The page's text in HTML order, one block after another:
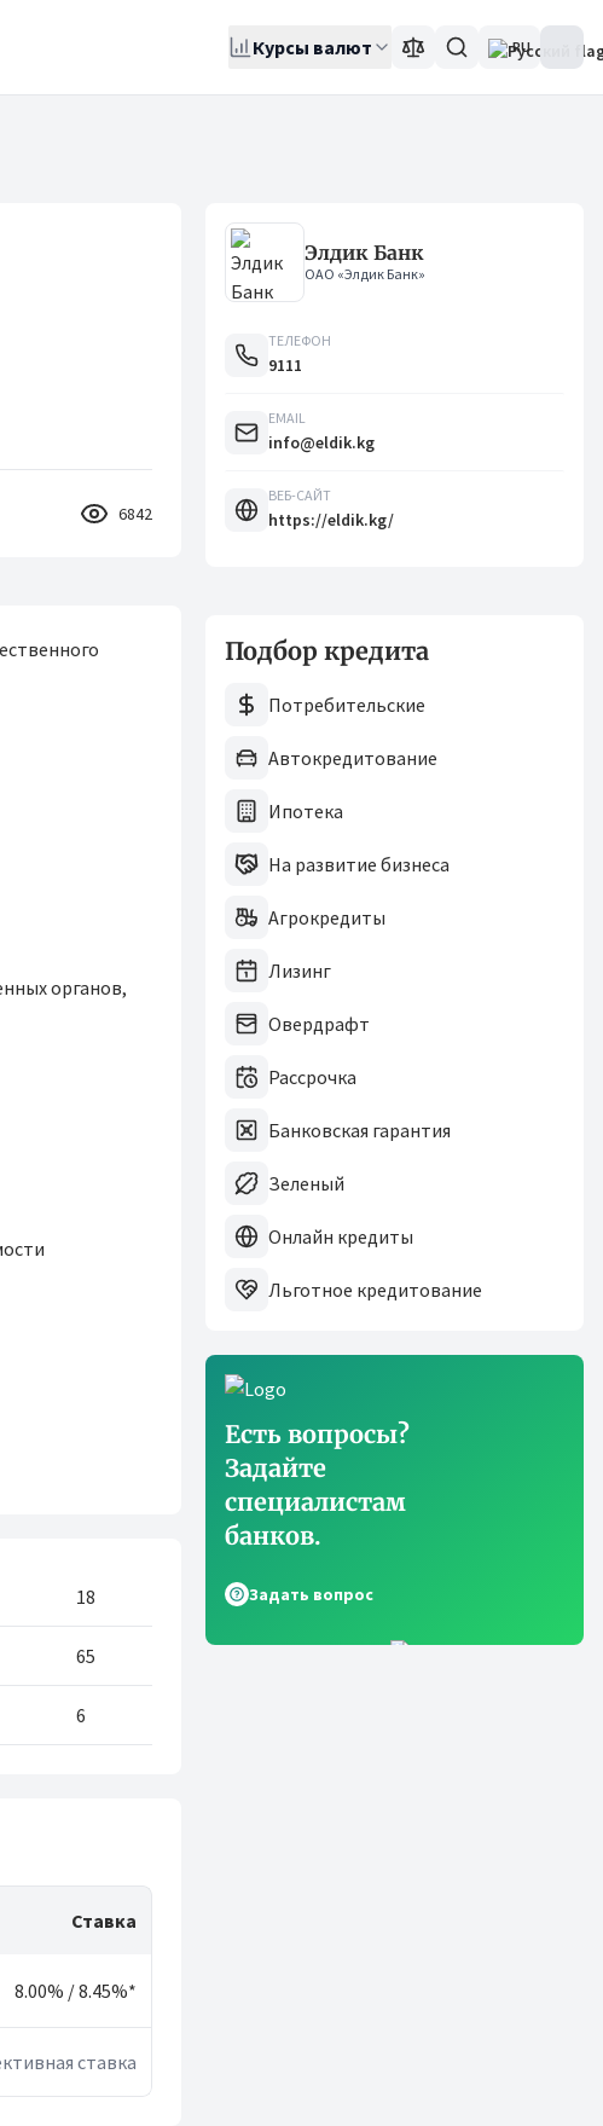
Курсы валют RU
6842
органов,
18
65
6
Ставка
8.00% / 8.45%*
ставка
Элдик Банк
ОАО «Элдик Банк»
ТЕЛЕФОН
9111
EMAIL
info@eldik.kg
ВЕБ-САЙТ
https://eldik.kg/
Подбор кредита
Потребительские
Автокредитование
Ипотека
На развитие бизнеса
Агрокредиты
Лизинг
Овердрафт
Рассрочка
Банковская гарантия
Зеленый
Онлайн кредиты
Льготное кредитование
Есть вопросы?
Задайте
специалистам
банков.
Задать вопрос